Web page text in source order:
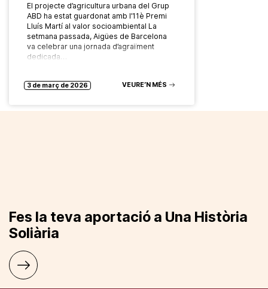
El projecte d’agricultura urbana del Grup
ABD ha estat guardonat amb l’11è Premi
Lluís Martí al valor socioambiental La
setmana passada, Aigües de Barcelona
va celebrar una jornada d’agraïment
dedicada…
3 de març de 2026 VEURE’N MÉS
Fes la teva aportació a Una Història
Soliària